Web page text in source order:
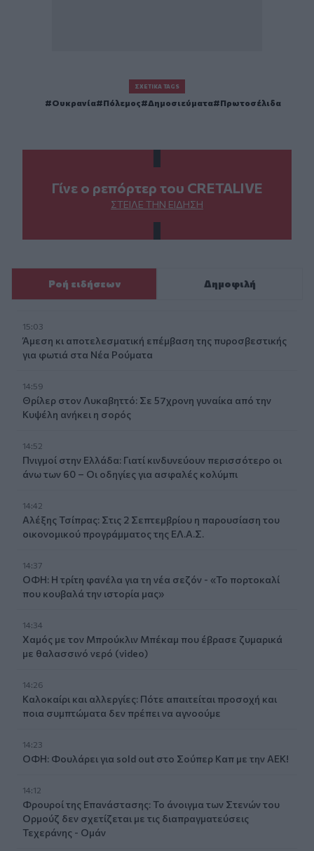
ΣΧΕΤΙΚΆ TAGS
Ουκρανία Πόλεμος Δημοσιεύματα Πρωτοσέλιδα
Γίνε ο ρεπόρτερ του CRETALIVE
ΣΤΕΊΛΕ ΤΗΝ ΕΊΔΗΣΗ
Ροή ειδήσεων Δημοφιλή
15:03
Άμεση κι αποτελεσματική επέμβαση της πυροσβεστικής
για φωτιά στα Νέα Ρούματα
14:59
Θρίλερ στον Λυκαβηττό: Σε 57χρονη γυναίκα από την
Κυψέλη ανήκει η σορός
14:52
Πνιγμοί στην Ελλάδα: Γιατί κινδυνεύουν περισσότερο οι
άνω των 60 – Οι οδηγίες για ασφαλές κολύμπι
14:42
Αλέξης Τσίπρας: Στις 2 Σεπτεμβρίου η παρουσίαση του
οικονομικού προγράμματος της ΕΛ.Α.Σ.
14:37
ΟΦΗ: Η τρίτη φανέλα για τη νέα σεζόν - «Το πορτοκαλί
που κουβαλά την ιστορία μας»
14:34
Χαμός με τον Μπρούκλιν Μπέκαμ που έβρασε ζυμαρικά
με θαλασσινό νερό (video)
14:26
Καλοκαίρι και αλλεργίες: Πότε απαιτείται προσοχή και
ποια συμπτώματα δεν πρέπει να αγνοούμε
14:23
ΟΦΗ: Φουλάρει για sold out στο Σούπερ Καπ με την ΑΕΚ!
14:12
Φρουροί της Επανάστασης: Το άνοιγμα των Στενών του
Ορμούζ δεν σχετίζεται με τις διαπραγματεύσεις
Τεχεράνης - Ομάν